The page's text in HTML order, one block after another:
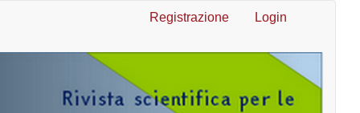
Registrazione Login